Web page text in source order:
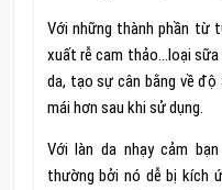
Với những thành phần từ
xuất rễ cam thảo…loại sữa
da, tạo sự cân bằng về
mái hơn sau khi sử dụng.
Với làn da nhạy cảm
thường bởi nó dễ bị kích